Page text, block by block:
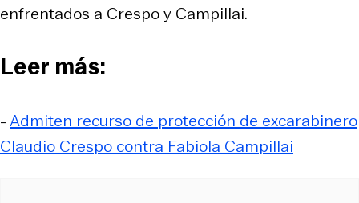
enfrentados a Crespo y Campillai.
Leer más:
-Admiten recurso de protección de excarabinero
Claudio Crespo contra Fabiola Campillai